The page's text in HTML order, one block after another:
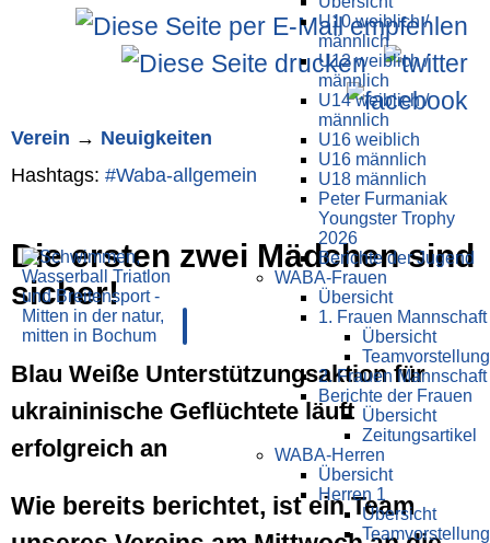
U10 weiblich /
männlich
U12 weiblich /
männlich
U14 weiblich /
männlich
U16 weiblich
U16 männlich
U18 männlich
Peter Furmaniak
Youngster Trophy
2026
Berichte der Jugend
WABA-Frauen
Übersicht
1. Frauen Mannschaft
Übersicht
Teamvorstellung
2. Frauen Mannschaft
Berichte der Frauen
Übersicht
Zeitungsartikel
WABA-Herren
Übersicht
Herren 1
Übersicht
Teamvorstellung
Verein → Neuigkeiten
Hashtags: #Waba-allgemein
Die ersten zwei Mädchen sind
sicher!
Blau Weiße Unterstützungsaktion für
ukraininische Geflüchtete läuft
erfolgreich an
Wie bereits berichtet, ist ein Team